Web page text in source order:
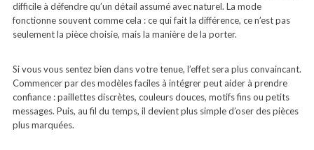
difficile à défendre qu’un détail assumé avec naturel. La mode
fonctionne souvent comme cela : ce qui fait la différence, ce n’est pas
seulement la pièce choisie, mais la manière de la porter.
Si vous vous sentez bien dans votre tenue, l’effet sera plus convaincant.
Commencer par des modèles faciles à intégrer peut aider à prendre
confiance : paillettes discrètes, couleurs douces, motifs fins ou petits
messages. Puis, au fil du temps, il devient plus simple d’oser des pièces
plus marquées.